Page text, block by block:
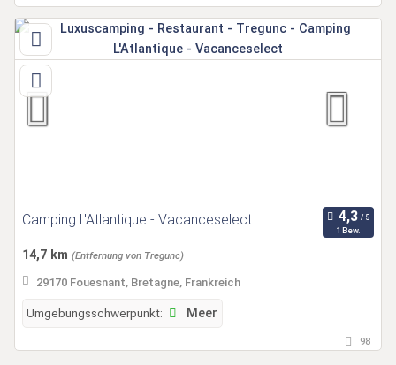
Camping L'Atlantique - Vacanceselect
1 Bew.
14,7 km (Entfernung von Tregunc)
29170 Fouesnant, Bretagne, Frankreich
Umgebungsschwerpunkt: Meer
98